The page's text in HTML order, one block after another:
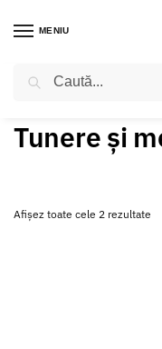
MENIU
Tunere și
Afișez toate cele 2 rezultate